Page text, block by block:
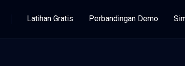
Latihan Gratis Perbandingan Demo